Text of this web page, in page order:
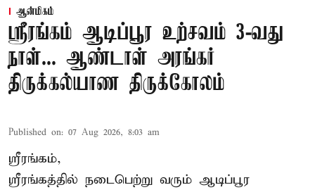
ஆன்மிகம்
ஸ்ரீரங்கம் ஆடிப்பூர உற்சவம் 3-வது
நாள்... ஆண்டாள் அரங்கர்
திருக்கல்யாண திருக்கோலம்
Published on: 07 Aug 2026, 8:03 am
ஸ்ரீரங்கம்,
ஸ்ரீரங்கத்தில் நடைபெற்று வரும் ஆடிப்பூர